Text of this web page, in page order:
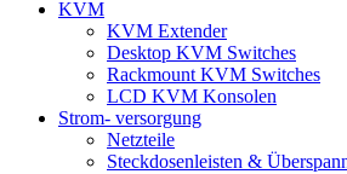
KVM
KVM Extender
Desktop KVM Switches
Rackmount KVM Switches
LCD KVM Konsolen
Strom- versorgung
Netzteile
Steckdosenleisten &